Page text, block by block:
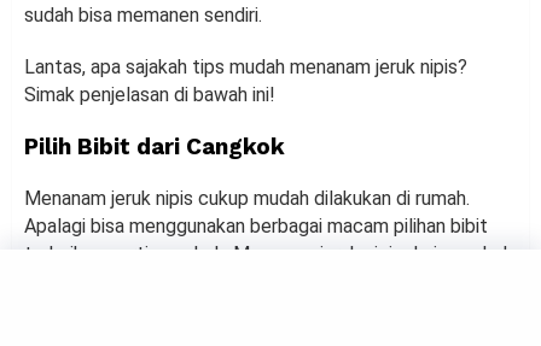
sudah bisa memanen sendiri.
Lantas, apa sajakah tips mudah menanam jeruk nipis?
Simak penjelasan di bawah ini!
Pilih Bibit dari Cangkok
Menanam jeruk nipis cukup mudah dilakukan di rumah.
Apalagi bisa menggunakan berbagai macam pilihan bibit
terbaik seperti cangkok. Menanam jeruk nipis dari cangkok